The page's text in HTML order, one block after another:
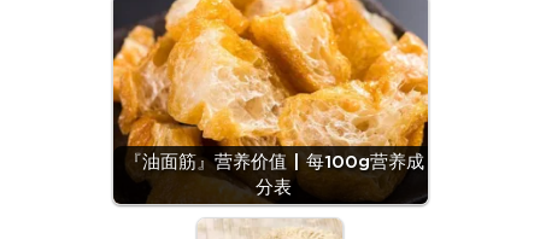
『油面筋』营养价值 | 每100g营养成
分表